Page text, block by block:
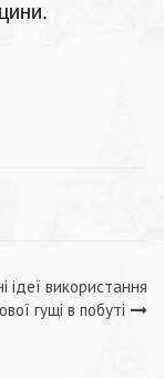
ідеї використання
гущі в побуті